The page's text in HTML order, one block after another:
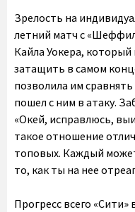
Зрелость на
летний матч с
Кайла Уокера,
затащить в самом
позволила им сравнять
пошел с ним в атаку.
«Окей, исправлюсь,
такое отношение
топовых. Каждый
то, как ты на нее
Прогресс всего